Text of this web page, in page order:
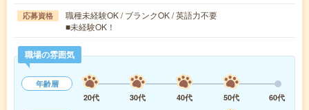
応募資格
職種未経験OK / ブランクOK / 英語力不要
■未経験OK！
職場の雰囲気
年齢層
20代
30代 40代 50代
60代